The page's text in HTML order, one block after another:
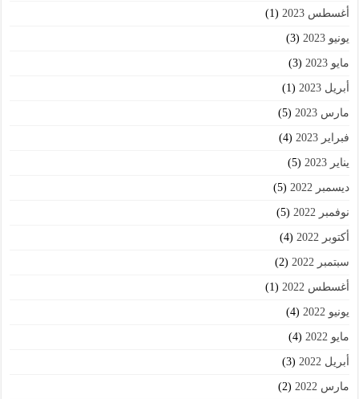
أغسطس 2023 (1)
يونيو 2023 (3)
مايو 2023 (3)
أبريل 2023 (1)
مارس 2023 (5)
فبراير 2023 (4)
يناير 2023 (5)
ديسمبر 2022 (5)
نوفمبر 2022 (5)
أكتوبر 2022 (4)
سبتمبر 2022 (2)
أغسطس 2022 (1)
يونيو 2022 (4)
مايو 2022 (4)
أبريل 2022 (3)
مارس 2022 (2)